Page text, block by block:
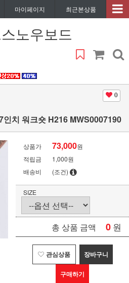
마이페이지 최근본상품
노우보드
0
치 워크숏 H216 MWS0007190
상품가 73,000원
적립금
1,000원
배송비
(조건)
SIZE
총 상품 금액 0 원
관심상품 장바구니
구매하기